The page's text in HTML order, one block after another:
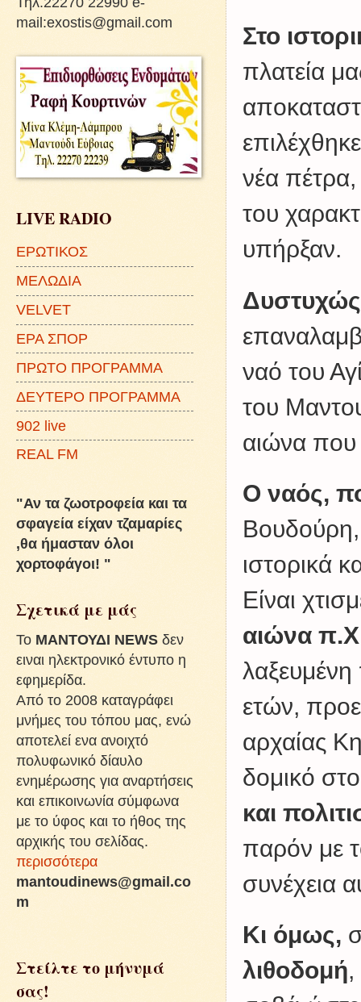
Στο
πλατεία
νέα
του
υπήρξαν.
ναό του
του
αιώνα που
Ο ναός,
Βουδούρη,
ιστορικά
Είναι
αιώνα
λαξευμένη
ετών,
αρχαίας
δομικό
και
παρόν με
συνέχεια
Κι όμως,
λιθοδομή,
mail:exostis@gmail.com
LIVE RADIO
ΕΡΩΤΙΚΟΣ
ΜΕΛΩΔΙΑ
VELVET
ΕΡΑ ΣΠΟΡ
ΠΡΩΤΟ ΠΡΟΓΡΑΜΜΑ
ΔΕΥΤΕΡΟ ΠΡΟΓΡΑΜΜΑ
902 live
REAL FM
"Αν τα ζωοτροφεία και τα
σφαγεία είχαν τζαμαρίες
,θα ήμασταν όλοι
χορτοφάγοι! "
Σχετικά με μάς
To ΜΑΝΤΟΥΔΙ NEWS δεν
ειναι ηλεκτρονικό έντυπο η
εφημερίδα.
Από το 2008 καταγράφει
μνήμες του τόπου μας, ενώ
αποτελεί ενα ανοιχτό
πολυφωνικό δίαυλο
ενημέρωσης για αναρτήσεις
και επικοινωνία σύμφωνα
με το ύφος και το ήθος της
αρχικής του σελίδας.
περισσότερα
mantoudinews@gmail.co
m
Στείλτε το μήνυμά
σας!